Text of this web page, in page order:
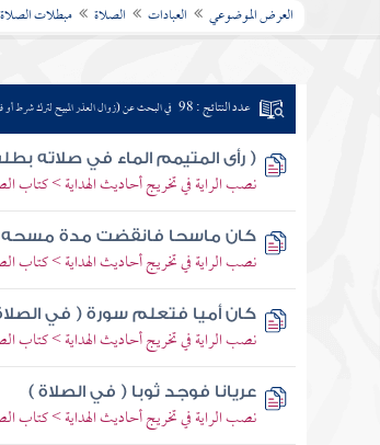
العرض الموضوعي العبادات الصلاة مبطلات الصلاة
عدد النتائج : 98 في البحث عن (زوال العذر المبيح لترك شرط
( رأى المتيمم الماء في صلاته
نصب الراية في تخريج أحاديث الهداية > كتاب
كان ماسحا فانقضت مدة مسحه
نصب الراية في تخريج أحاديث الهداية > كتاب
كان أميا فتعلم سورة ( في
نصب الراية في تخريج أحاديث الهداية > كتاب
عريانا فوجد ثوبا ( في الصلاة )
نصب الراية في تخريج أحاديث الهداية > كتاب